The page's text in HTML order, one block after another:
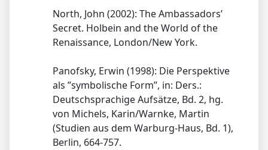
North, John (2002): The Ambassadors’
Secret. Holbein and the World of the
Renaissance, London/New York.
Panofsky, Erwin (1998): Die Perspektive
als ”symbolische Form”, in: Ders.:
Deutschsprachige Aufsätze, Bd. 2, hg.
von Michels, Karin/Warnke, Martin
(Studien aus dem Warburg-Haus, Bd. 1),
Berlin, 664-757.